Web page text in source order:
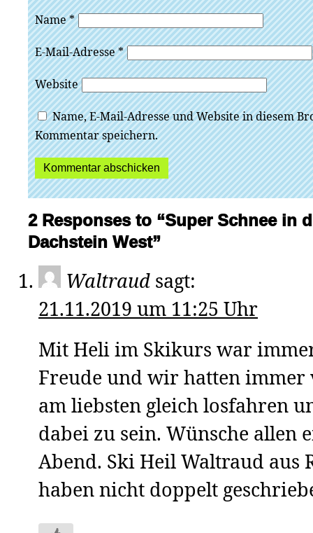
Name*
E-Mail-Adresse*
Website
Name, E-Mail-Adresse und Website in diesem
Kommentar speichern.
2 Responses to “Super Schnee in
Dachstein West”
Waltraud sagt:
21.11.2019 um 11:25 Uhr
Mit Heli im Skikurs war
Freude und wir hatten immer
am liebsten gleich losfahren
dabei zu sein. Wünsche allen
Abend. Ski Heil Waltraud aus
haben nicht doppelt